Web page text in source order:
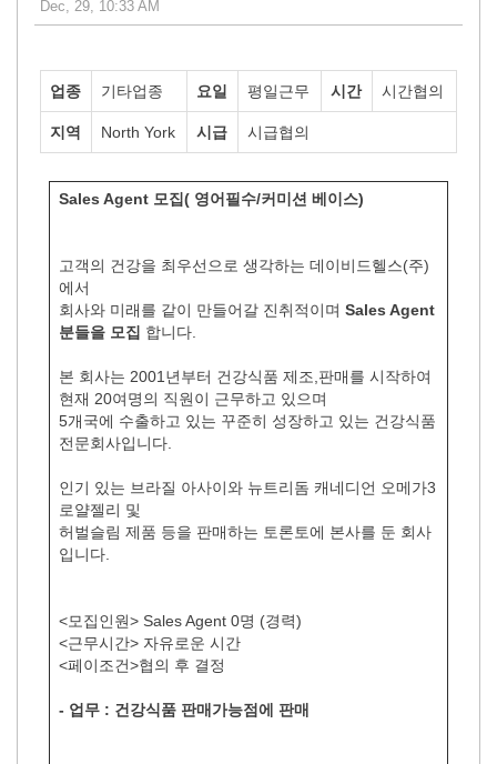
Dec, 29, 10:33 AM
업종 기타업종 요일 평일근무 시간 시간협의
지역 North York 시급 시급협의
Sales Agent 모집( 영어필수/커미션 베이스)
고객의 건강을 최우선으로 생각하는 데이비드헬스(주)
에서
회사와 미래를 같이 만들어갈 진취적이며 Sales Agent
분들을 모집 합니다.
본 회사는 2001년부터 건강식품 제조,판매를 시작하여
현재 20여명의 직원이 근무하고 있으며
5개국에 수출하고 있는 꾸준히 성장하고 있는 건강식품
전문회사입니다.
인기 있는 브라질 아사이와 뉴트리돔 캐네디언 오메가3
로얄젤리 및
허벌슬림 제품 등을 판매하는 토론토에 본사를 둔 회사
입니다.
<모집인원> Sales Agent 0명 (경력)
<근무시간> 자유로운 시간
<페이조건>협의 후 결정
- 업무 : 건강식품 판매가능점에 판매